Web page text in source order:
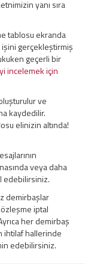
yanı sıra
tablosu ekranda
gerçekleştirmiş
geçerli bir
incelemek için
ve
kaydedilir.
elinizin altında!
veya daha
edebilirsiniz.
demirbaşlar
iptal
her demirbaş
ihtilaf hallerinde
edebilirsiniz.